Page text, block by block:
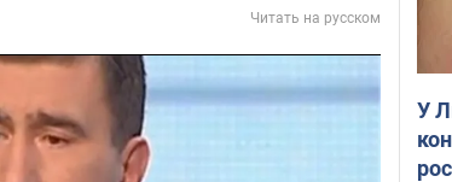
Читать на русском
У